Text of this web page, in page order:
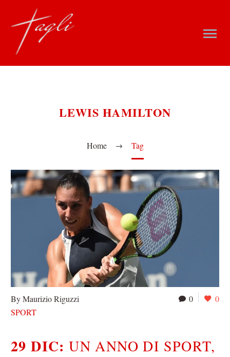
LEWIS HAMILTON
Home Tag
0 0
By Maurizio Riguzzi
SPORT
29 DIC:UN ANNO DI SPORT,